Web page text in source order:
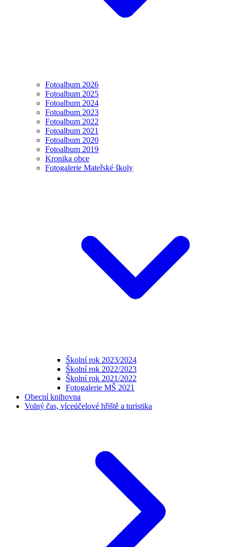
Fotoalbum 2026
Fotoalbum 2025
Fotoalbum 2024
Fotoalbum 2023
Fotoalbum 2022
Fotoalbum 2021
Fotoalbum 2020
Fotoalbum 2019
Kronika obce
Fotogalerie Mateřské školy
Školní rok 2023/2024
Školní rok 2022/2023
Školní rok 2021/2022
Fotogalerie MŠ 2021
Obecní knihovna
Volný čas, víceúčelové hřiště a turistika